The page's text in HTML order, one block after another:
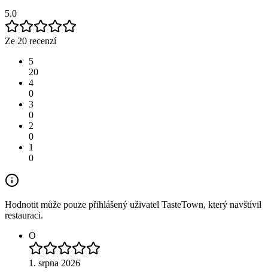
5.0
Ze 20 recenzí
5
20
4
0
3
0
2
0
1
0
Hodnotit může pouze přihlášený uživatel TasteTown, který navštívil
restauraci.
O
1. srpna 2026